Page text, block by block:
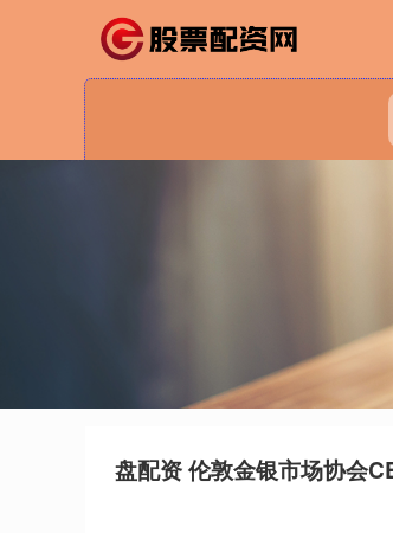
盘配资 伦敦金银市场协会